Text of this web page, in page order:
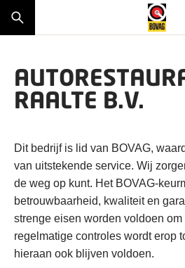
RAALTE B.V.
Dit bedrijf is lid van BOVAG,
van uitstekende service. Wij
de weg op kunt. Het BOVAG-
betrouwbaarheid, kwaliteit en
strenge eisen worden voldoen
regelmatige controles wordt erop
hieraan ook blijven voldoen.